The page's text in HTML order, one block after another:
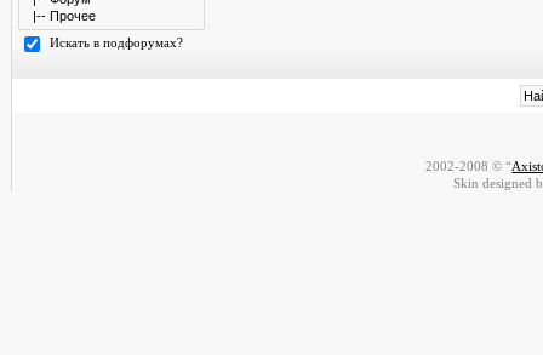
Искать в подфорумах?
2002-2008 © “
Skin designed